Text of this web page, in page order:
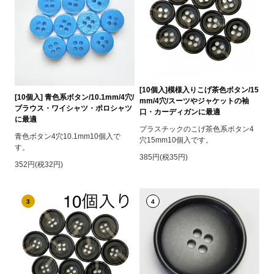
[10個入] 青色系ボタン/10.1mm/4穴/
ブラウス・ワイシャツ・ポロシャツ
に最適
青色ボタン4穴10.1mm10個入で
す。
352円(税32円)
[10個入]模様入りこげ茶色ボタン/15
mm/4穴/スーツやジャケットの袖
口・カーディガンに最適
プラスチックのこげ茶色系ボタン4
穴15mm10個入です。
385円(税35円)
3 4